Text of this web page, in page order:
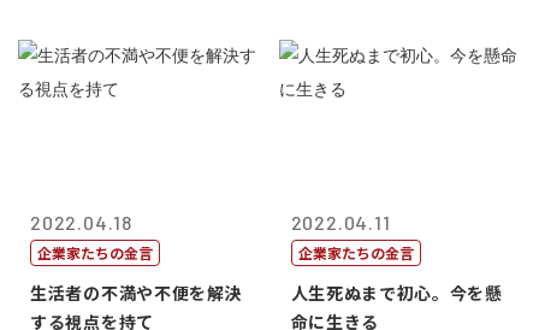
2022.04.18
企業家たちの金言
生活者の不満や不便を解決
する視点を持て
2022.04.11
企業家たちの金言
人生死ぬまで初心。今を懸
命に生きる